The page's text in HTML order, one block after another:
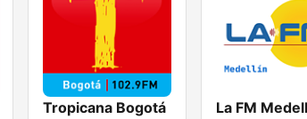
Tropicana Bogotá La FM